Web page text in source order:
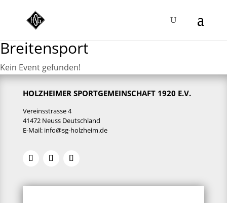
Breitensport
Kein Event gefunden!
HOLZHEIMER SPORTGEMEINSCHAFT 1920 E.V.
Vereinsstrasse 4
41472 Neuss Deutschland
E-Mail: info@sg-holzheim.de